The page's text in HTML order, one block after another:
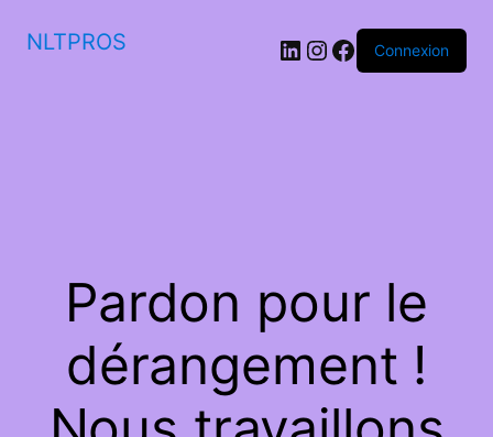
NLTPROS LinkedIn
Instagram
Facebook
Connexion
Pardon pour le
dérangement !